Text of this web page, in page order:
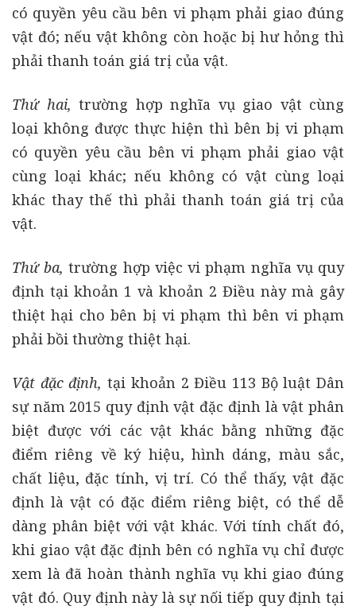
có quyền yêu cầu bên vi phạm phải giao đúng
vật đó; nếu vật không còn hoặc bị hư hỏng thì
phải thanh toán giá trị của vật.
Thứ hai, trường hợp nghĩa vụ giao vật cùng
loại không được thực hiện thì bên bị vi phạm
có quyền yêu cầu bên vi phạm phải giao vật
cùng loại khác; nếu không có vật cùng loại
khác thay thế thì phải thanh toán giá trị của
vật.
Thứ ba, trường hợp việc vi phạm nghĩa vụ quy
định tại khoản 1 và khoản 2 Điều này mà gây
thiệt hại cho bên bị vi phạm thì bên vi phạm
phải bồi thường thiệt hại.
Vật đặc định,tại khoản 2 Điều 113 Bộ luật Dân
sự năm 2015 quy định vật đặc định là vật phân
biệt được với các vật khác bằng những đặc
điểm riêng về ký hiệu, hình dáng, màu sắc,
chất liệu, đặc tính, vị trí. Có thể thấy, vật đặc
định là vật có đặc điểm riêng biệt, có thể dễ
dàng phân biệt với vật khác. Với tính chất đó,
khi giao vật đặc định bên có nghĩa vụ chỉ được
xem là đã hoàn thành nghĩa vụ khi giao đúng
vật đó. Quy định này là sự nối tiếp quy định tại